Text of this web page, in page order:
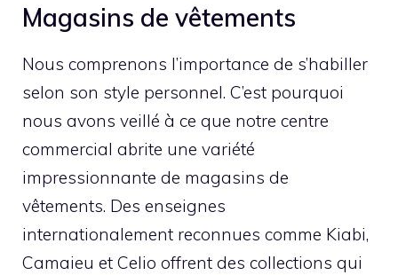
Magasins de vêtements
Nous comprenons l’importance de s’habiller
selon son style personnel. C’est pourquoi
nous avons veillé à ce que notre centre
commercial abrite une variété
impressionnante de magasins de
vêtements. Des enseignes
internationalement reconnues comme Kiabi,
Camaieu et Celio offrent des collections qui